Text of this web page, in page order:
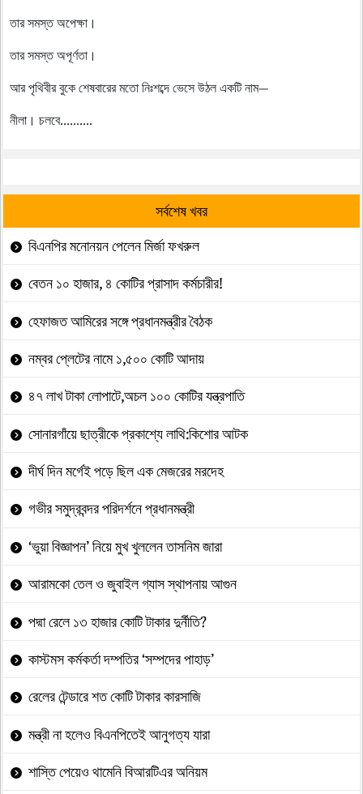
তার সমস্ত অপেক্ষা।
তার সমস্ত অপূর্ণতা।
আর পৃথিবীর বুকে শেষবারের মতো নিঃশব্দে ভেসে উঠল একটি নাম—
নীলা। চলবে..........
সর্বশেষ খবর
বিএনপির মনোনয়ন পেলেন মির্জা ফখরুল
বেতন ১০ হাজার, ৪ কোটির প্রাসাদ কর্মচারীর!
হেফাজত আমিরের সঙ্গে প্রধানমন্ত্রীর বৈঠক
নম্বর প্লেটের নামে ১,৫০০ কোটি আদায়
৪৭ লাখ টাকা লোপাটে,অচল ১০০ কোটির যন্ত্রপাতি
সোনারগাঁয়ে ছাত্রীকে প্রকাশ্যে লাথি:কিশোর আটক
দীর্ঘ দিন মর্গেই পড়ে ছিল এক মেজরের মরদেহ
গভীর সমুদ্রবন্দর পরিদর্শনে প্রধানমন্ত্রী
‘ভুয়া বিজ্ঞাপন’ নিয়ে মুখ খুললেন তাসনিম জারা
আরামকো তেল ও জুবাইল গ্যাস স্থাপনায় আগুন
পদ্মা রেলে ১৩ হাজার কোটি টাকার দুর্নীতি?
কাস্টমস কর্মকর্তা দম্পতির ‘সম্পদের পাহাড়’
রেলের টেন্ডারে শত কোটি টাকার কারসাজি
মন্ত্রী না হলেও বিএনপিতেই আনুগত্য যারা
শাস্তি পেয়েও থামেনি বিআরটিএর অনিয়ম